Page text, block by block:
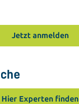
Jetzt anmelden
Hier Experten finden